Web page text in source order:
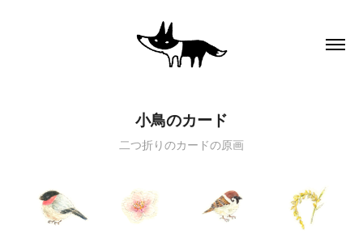
小鳥のカード
二つ折りのカードの原画